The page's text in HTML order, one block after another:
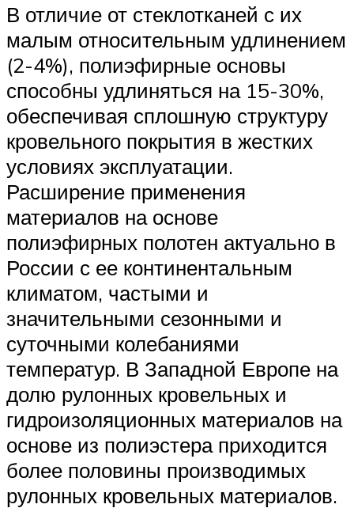
В отличие от стеклотканей с их
малым относительным удлинением
(2-4%), полиэфирные основы
способны удлиняться на 15-30%,
обеспечивая сплошную структуру
кровельного покрытия в жестких
условиях эксплуатации.
Расширение применения
материалов на основе
полиэфирных полотен актуально в
России с ее континентальным
климатом, частыми и
значительными сезонными и
суточными колебаниями
температур. В Западной Европе на
долю рулонных кровельных и
гидроизоляционных материалов на
основе из полиэстера приходится
более половины производимых
рулонных кровельных материалов.